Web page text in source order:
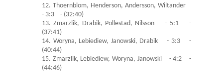
12. Thoernblom, Henderson, Andersson, Wiltander
- 3:3 - (32:40)
13. Zmarzlik, Drabik, Pollestad, Nilsson - 5:1 -
(37:41)
14. Woryna, Lebiediew, Janowski, Drabik - 3:3 -
(40:44)
15. Zmarzlik, Lebiediew, Woryna, Janowski - 4:2 -
(44:46)